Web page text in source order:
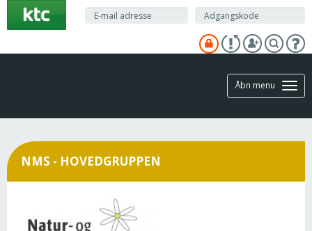
hovedindhold
Åbn menu
NMS - HOVEDGRUPPEN